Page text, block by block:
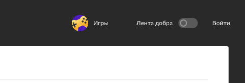
Игры Лента добра Войти